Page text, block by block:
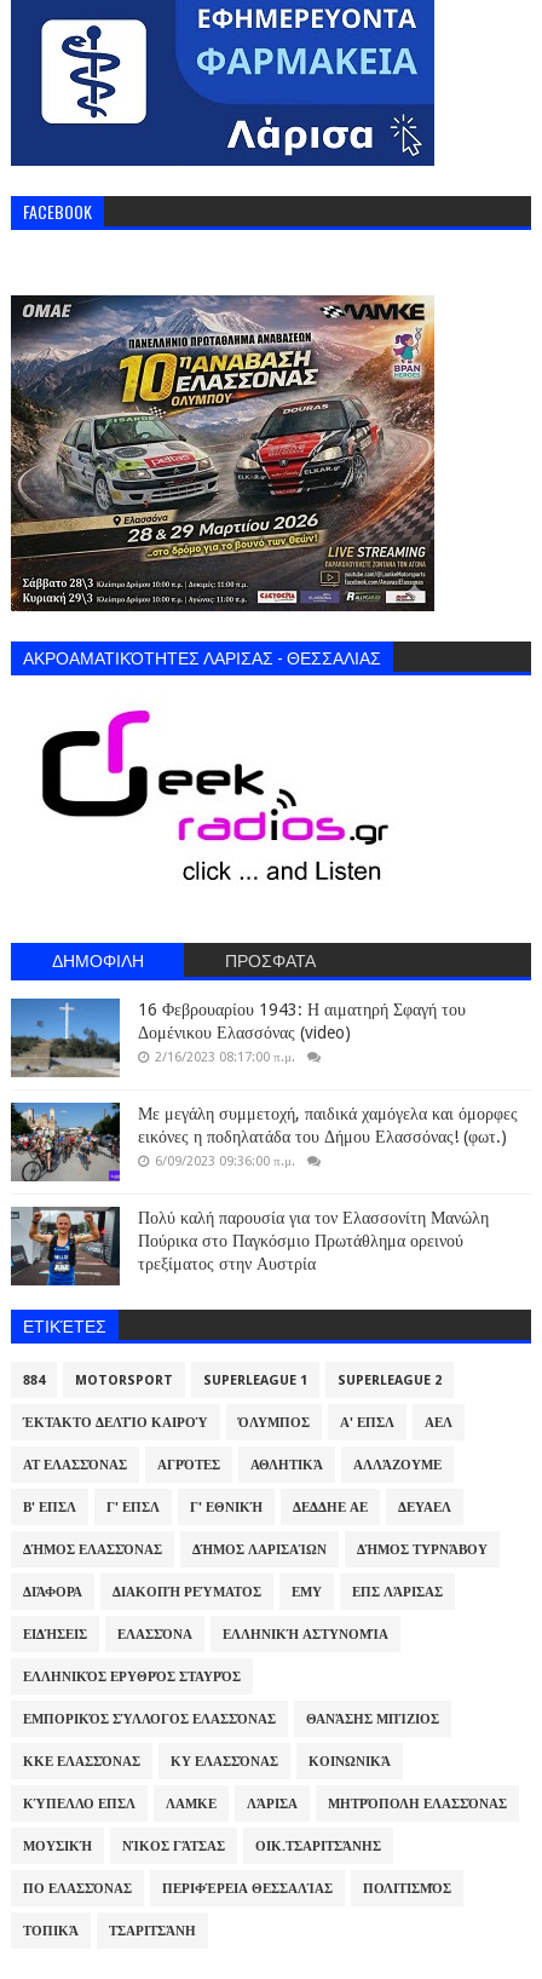
FACEBOOK
ΑΚΡΟΑΜΑΤΙΚΌΤΗΤΕΣ ΛΑΡΙΣΑΣ - ΘΕΣΣΑΛΙΑΣ
ΔΗΜΟΦΙΛΗ ΠΡΟΣΦΑΤΑ
16 Φεβρουαρίου 1943: Η αιματηρή Σφαγή του
Δομένικου Ελασσόνας (video)
2/16/2023 08:17:00 π.μ.
Με μεγάλη συμμετοχή, παιδικά χαμόγελα και όμορφες
εικόνες η ποδηλατάδα του Δήμου Ελασσόνας! (φωτ.)
6/09/2023 09:36:00 π.μ.
Πολύ καλή παρουσία για τον Ελασσονίτη Μανώλη
Πούρικα στο Παγκόσμιο Πρωτάθλημα ορεινού
τρεξίματος στην Αυστρία
ΕΤΙΚΈΤΕΣ
884 MOTORSPORT SUPERLEAGUE 1 SUPERLEAGUE 2
ΈΚΤΑΚΤΟ ΔΕΛΤΊΟ ΚΑΙΡΟΎ ΌΛΥΜΠΟΣ Α' ΕΠΣΛ ΑΕΛ
ΑΤ ΕΛΑΣΣΌΝΑΣ ΑΓΡΌΤΕΣ ΑΘΛΗΤΙΚΆ ΑΛΛΆΖΟΥΜΕ
Β' ΕΠΣΛ Γ' ΕΠΣΛ Γ' ΕΘΝΙΚΉ ΔΕΔΔΗΕ ΑΕ ΔΕΥΑΕΛ
ΔΉΜΟΣ ΕΛΑΣΣΌΝΑΣ ΔΉΜΟΣ ΛΑΡΙΣΑΊΩΝ ΔΉΜΟΣ ΤΥΡΝΆΒΟΥ
ΔΙΆΦΟΡΑ ΔΙΑΚΟΠΉ ΡΕΎΜΑΤΟΣ ΕΜΥ ΕΠΣ ΛΆΡΙΣΑΣ
ΕΙΔΉΣΕΙΣ ΕΛΑΣΣΌΝΑ ΕΛΛΗΝΙΚΉ ΑΣΤΥΝΟΜΊΑ
ΕΛΛΗΝΙΚΌΣ ΕΡΥΘΡΌΣ ΣΤΑΥΡΌΣ
ΕΜΠΟΡΙΚΌΣ ΣΎΛΛΟΓΟΣ ΕΛΑΣΣΌΝΑΣ ΘΑΝΆΣΗΣ ΜΠΊΖΙΟΣ
ΚΚΕ ΕΛΑΣΣΌΝΑΣ ΚΥ ΕΛΑΣΣΌΝΑΣ ΚΟΙΝΩΝΙΚΆ
ΚΎΠΕΛΛΟ ΕΠΣΛ ΛΑΜΚΕ ΛΆΡΙΣΑ ΜΗΤΡΌΠΟΛΗ ΕΛΑΣΣΌΝΑΣ
ΜΟΥΣΙΚΉ ΝΊΚΟΣ ΓΆΤΣΑΣ ΟΙΚ.ΤΣΑΡΙΤΣΆΝΗΣ
ΠΟ ΕΛΑΣΣΌΝΑΣ ΠΕΡΙΦΈΡΕΙΑ ΘΕΣΣΑΛΊΑΣ ΠΟΛΙΤΙΣΜΌΣ
ΤΟΠΙΚΆ ΤΣΑΡΙΤΣΆΝΗ